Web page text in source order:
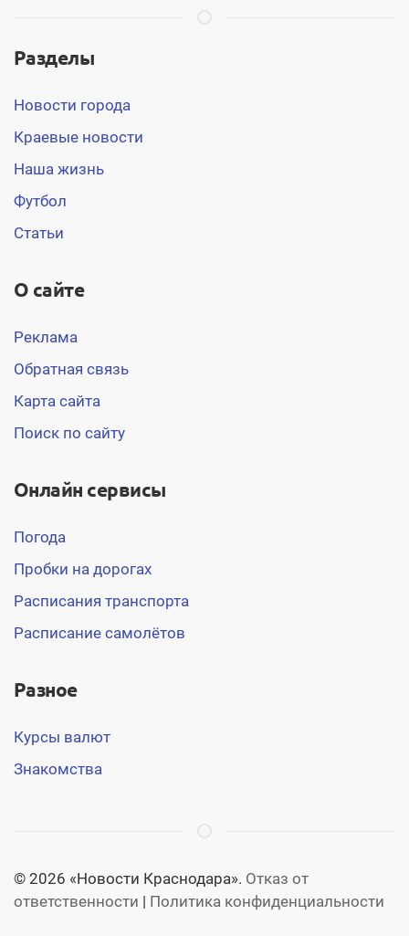
Разделы
Новости города
Краевые новости
Наша жизнь
Футбол
Статьи
О сайте
Реклама
Обратная связь
Карта сайта
Поиск по сайту
Онлайн сервисы
Погода
Пробки на дорогах
Расписания транспорта
Расписание самолётов
Разное
Курсы валют
Знакомства
© 2026 «Новости Краснодара». Отказ от
ответственности | Политика конфиденциальности